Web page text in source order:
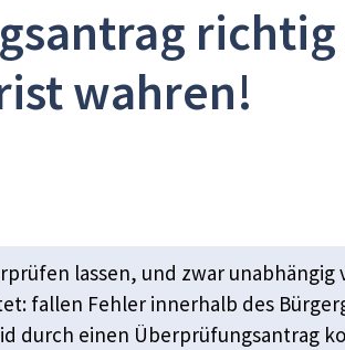
richtig
wahren!
lassen, und zwar
fallen Fehler innerhalb des
durch einen Überprüfungsantrag